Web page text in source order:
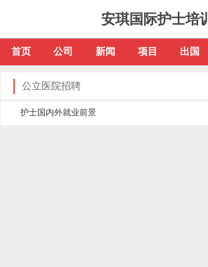
安琪国际护士培训
首页 公司 新闻 项目 出国
公立医院招聘
护士国内外就业前景